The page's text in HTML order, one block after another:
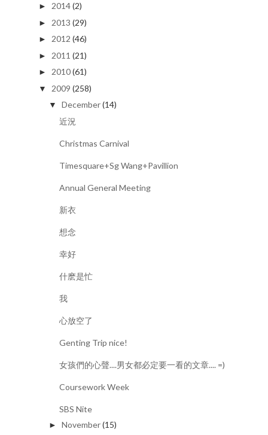
► 2014(2)
► 2013 (29)
► 2012 (46)
► 2011 (21)
► 2010(61)
▼ 2009 (258)
▼ December(14)
近況
Christmas Carnival
Timesquare+Sg Wang+Pavillion
Annual General Meeting
新衣
想念
幸好
什麽是忙
我
心放空了
Genting Trip nice!
女孩們的心聲....男女都必定要一看的文章.... =)
Coursework Week
SBS Nite
► November(15)